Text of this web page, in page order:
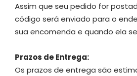
Assim que seu pedido for
código será enviado para o
sua encomenda e quando ela
Prazos de Entrega:
Os prazos de entrega são